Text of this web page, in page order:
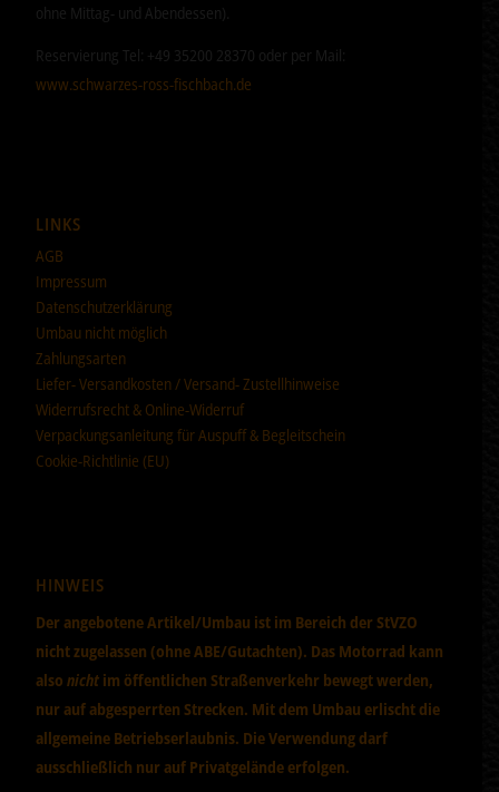
ohne Mittag- und Abendessen).
Reservierung Tel: +49 35200 28370 oder per Mail:
www.schwarzes-ross-fischbach.de
LINKS
AGB
Impressum
Datenschutzerklärung
Umbau nicht möglich
Zahlungsarten
Liefer- Versandkosten / Versand- Zustellhinweise
Widerrufsrecht & Online-Widerruf
Verpackungsanleitung für Auspuff & Begleitschein
Cookie-Richtlinie (EU)
HINWEIS
Der angebotene Artikel/Umbau ist im Bereich der StVZO
nicht zugelassen (ohne ABE/Gutachten). Das Motorrad kann
alsonicht im öffentlichen Straßenverkehr bewegt werden,
nur auf abgesperrten Strecken. Mit dem Umbau erlischt die
allgemeine Betriebserlaubnis. Die Verwendung darf
ausschließlich nur auf Privatgelände erfolgen.